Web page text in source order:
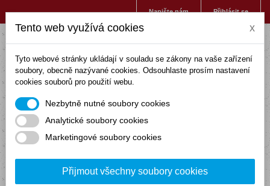
Přihlásit se
Napište nám
Tento web využívá cookies x
Tyto webové stránky ukládají v souladu se zákony na vaše zařízení
soubory, obecně nazývané cookies. Odsouhlaste prosím nastavení
cookies souborů pro použití webu.
Nezbytně nutné soubory cookies
Analytické soubory cookies
Marketingové soubory cookies
Přijmout všechny soubory cookies